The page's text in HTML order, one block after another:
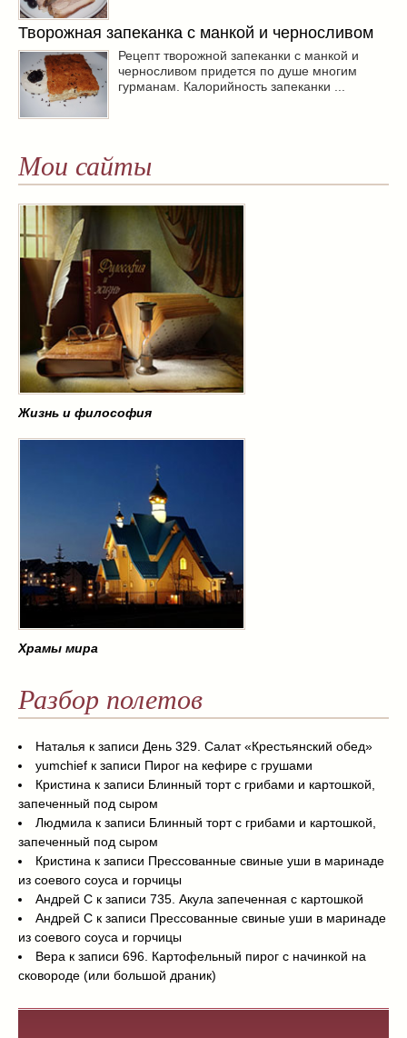
Творожная запеканка с манкой и черносливом
Рецепт творожной запеканки с манкой и
черносливом придется по душе многим
гурманам. Калорийность запеканки ...
Мои сайты
Жизнь и философия
Храмы мира
Разбор полетов
Наталья к записи День 329. Салат «Крестьянский обед»
yumchief к записи Пирог на кефире с грушами
Кристина к записи Блинный торт с грибами и картошкой,
запеченный под сыром
Людмила к записи Блинный торт с грибами и картошкой,
запеченный под сыром
Кристина к записи Прессованные свиные уши в маринаде
из соевого соуса и горчицы
Андрей С к записи 735. Акула запеченная с картошкой
Андрей С к записи Прессованные свиные уши в маринаде
из соевого соуса и горчицы
Вера к записи 696. Картофельный пирог с начинкой на
сковороде (или большой драник)